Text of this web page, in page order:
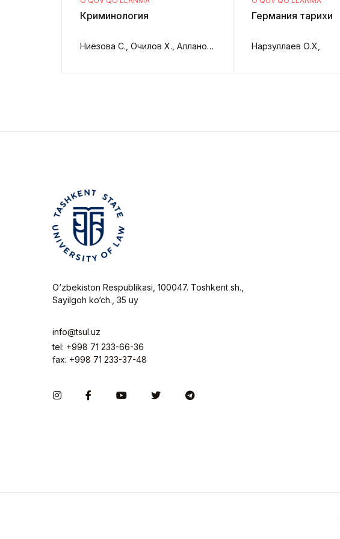
Криминология
Ниёзова С., Очилов Х., Алланова А.,
Германия тарихи
Нарзуллаев О.Х,
O‘zbekiston Respublikasi, 100047. Toshkent sh.,
Sayilgoh ko‘ch., 35 uy
info@tsul.uz
tel: +998 71 233-66-36
fax: +998 71 233-37-48